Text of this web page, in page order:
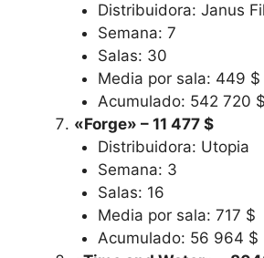
Distribuidora: Janus
Semana: 7
Salas: 30
Media por sala: 449 $
Acumulado: 542 720 $
«Forge» – 11 477 $
Distribuidora: Utopia
Semana: 3
Salas: 16
Media por sala: 717 $
Acumulado: 56 964 $